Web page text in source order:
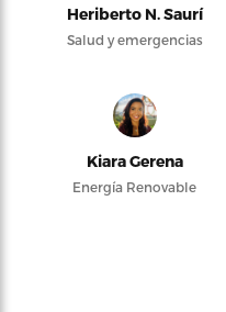
Heriberto N. Saurí
Salud y emergencias
Kiara Gerena
Energía Renovable